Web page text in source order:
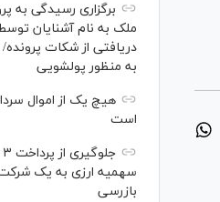
برگزاری رسیدگی به
ملک به نام آشنایان
دریافتی از شکات
به منظور پولشویی
هیچ یک از اموال
است
سهمیه ارزی به یک
بازرسی